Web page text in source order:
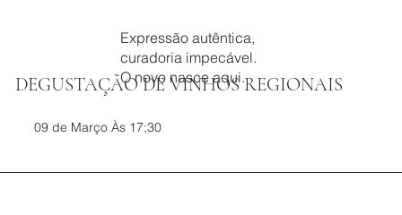
Expressão autêntica,
curadoria impecável.
O novo nasce aqui.
DEGUSTAÇÃO DE VINHOS REGIONAIS
09 de Março Às 17;30